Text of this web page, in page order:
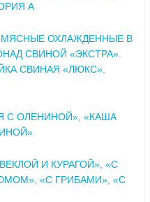
А
ОХЛАЖДЕННЫЕ В
СВИНОЙ «ЭКСТРА».
СВИНАЯ «ЛЮКС».
С ОЛЕНИНОЙ», «КАША
И КУРАГОЙ», «С
«С ГРИБАМИ», «С